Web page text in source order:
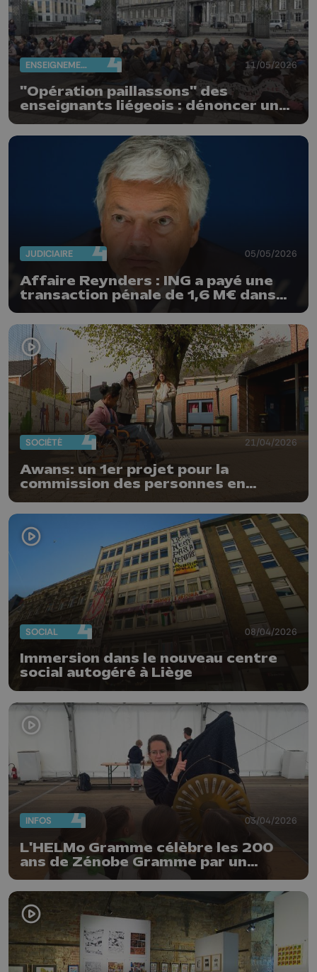
ENSEIGNEMENT 11/05/2026
"Opération paillassons" des
enseignants liégeois : dénoncer une
JUDICIAIRE 05/05/2026
Affaire Reynders : ING a payé une
transaction pénale de 1,6 M€ dans
un dossier connexe
SOCIÉTÉ 21/04/2026
Awans: un 1er projet pour la
commission des personnes en
SOCIAL 08/04/2026
Immersion dans le nouveau centre
social autogéré à Liège
INFOS 03/04/2026
L'HELMo Gramme célèbre les 200
ans de Zénobe Gramme par un
"Dynamo Day"